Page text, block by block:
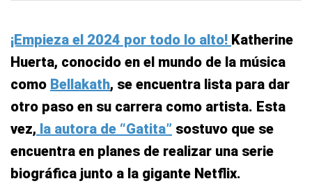
¡Empieza el 2024 por todo lo alto! Katherine
Huerta, conocido en el mundo de la música
como Bellakath, se encuentra lista para dar
otro paso en su carrera como artista. Esta
vez, la autora de “Gatita” sostuvo que se
encuentra en planes de realizar una serie
biográfica junto a la gigante Netflix.